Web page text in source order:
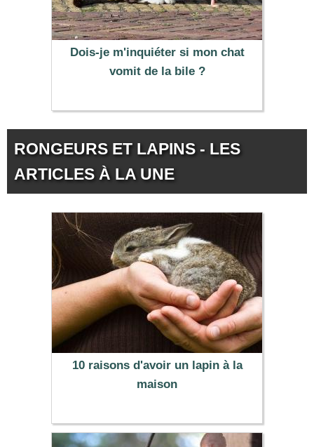
Dois-je m'inquiéter si mon chat
vomit de la bile ?
RONGEURS ET LAPINS - LES
ARTICLES À LA UNE
10 raisons d'avoir un lapin à la
maison